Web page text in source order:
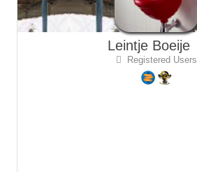
Leintje Boeije
Registered Users